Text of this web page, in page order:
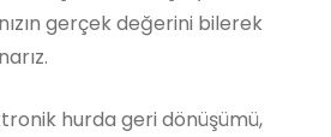
gerçek değerini bilerek
hurda geri dönüşümü,